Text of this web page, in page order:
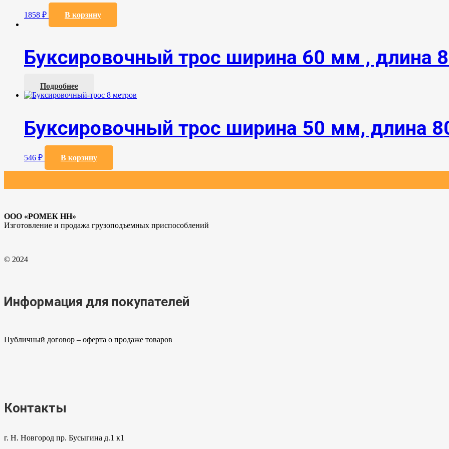
1858 ₽ В корзину
Буксировочный трос ширина 60 мм , длина
Подробнее
Буксировочный трос ширина 50 мм, длина
546 ₽ В корзину
ООО «РОМЕК НН»
Изготовление и продажа грузоподъемных приспособлений
© 2024
Информация для покупателей
Публичный договор – оферта о продаже товаров
Контакты
г. Н. Новгород пр. Бусыгина д.1 к1